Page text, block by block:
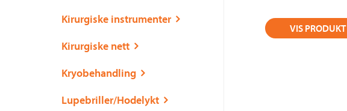
Kirurgiske instrumenter
Kirurgiske nett
Kryobehandling
Lupebriller/Hodelykt
VIS PRODUKT